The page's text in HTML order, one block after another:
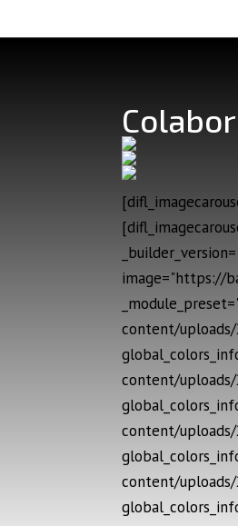
image="https://
content/uploads/
content/uploads/
content/uploads/
content/uploads/